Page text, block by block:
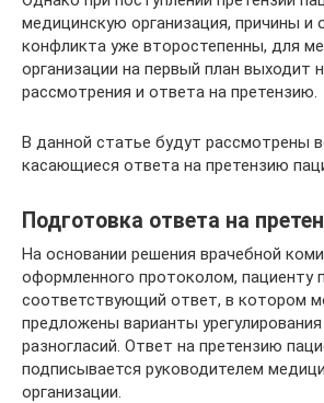
медицинскую организация, причины и
конфликта уже второстепенны, для
организации на первый план выходит
рассмотрения и ответа на претензию.
В данной статье будут рассмотрены
касающиеся ответа на претензию
Подготовка ответа на
На основании решения врачебной
оформленного протоколом, пациенту
соответствующий ответ, в котором
предложены варианты
разногласий. Ответ на претензию
подписывается руководителем
организации.